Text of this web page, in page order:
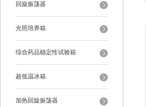
回旋振荡器
光照培养箱
综合药品稳定性试验箱
超低温冰箱
加热回旋振荡器